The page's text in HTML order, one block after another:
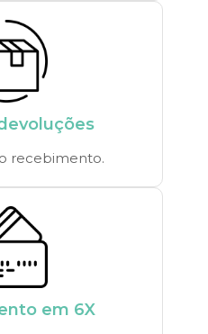
recebimento.
em 6X